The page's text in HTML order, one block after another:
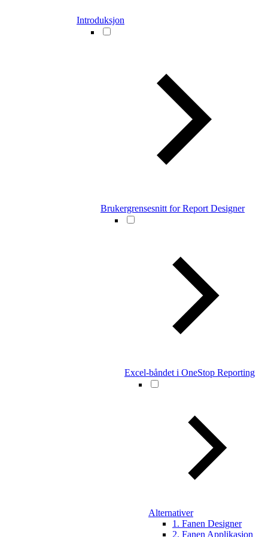
Introduksjon
Brukergrensesnitt for Report Designer
Excel-båndet i OneStop Reporting
Alternativer
1. Fanen Designer
2. Fanen Applikasjon